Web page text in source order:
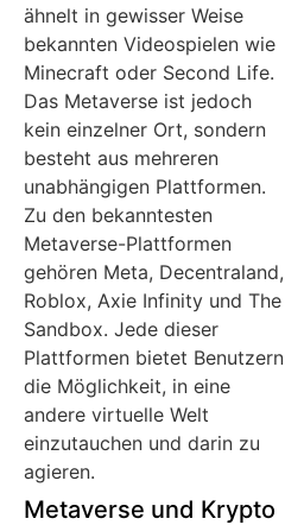
ähnelt in gewisser Weise
bekannten Videospielen wie
Minecraft oder Second Life.
Das Metaverse ist jedoch
kein einzelner Ort, sondern
besteht aus mehreren
unabhängigen Plattformen.
Zu den bekanntesten
Metaverse-Plattformen
gehören Meta, Decentraland,
Roblox, Axie Infinity und The
Sandbox. Jede dieser
Plattformen bietet Benutzern
die Möglichkeit, in eine
andere virtuelle Welt
einzutauchen und darin zu
agieren.
Metaverse und Krypto